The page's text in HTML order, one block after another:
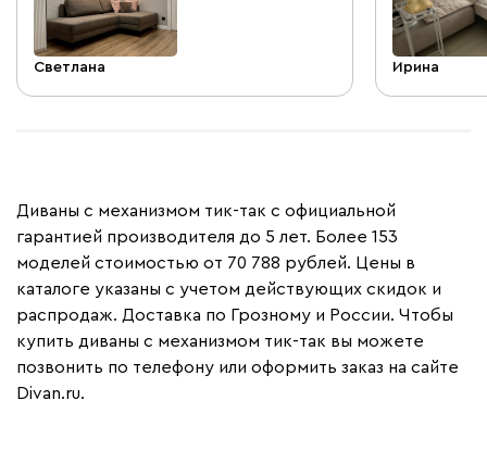
Светлана Ирина
Диваны с механизмом тик-так с официальной
гарантией производителя до 5 лет. Более 153
моделей стоимостью от 70 788 рублей. Цены в
каталоге указаны с учетом действующих скидок и
распродаж. Доставка по Грозному и России. Чтобы
купить диваны с механизмом тик-так вы можете
позвонить по телефону или оформить заказ на сайте
Divan.ru.